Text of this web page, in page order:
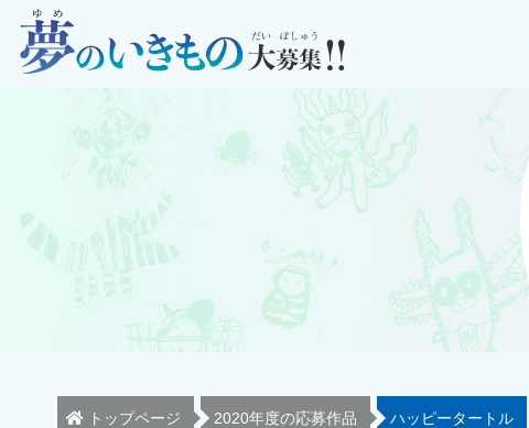
トップページ 2020年度の応募作品 ハッピータートル